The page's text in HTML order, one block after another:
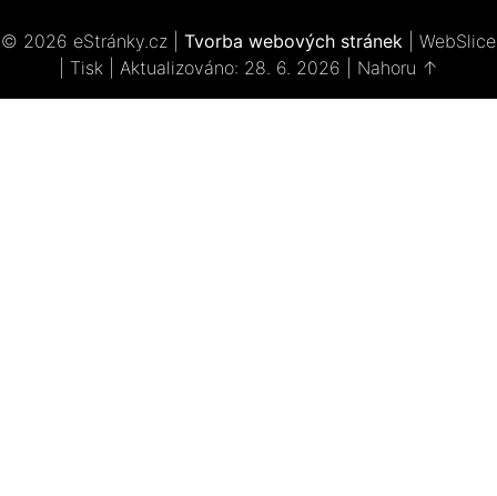
© 2026 eStránky.cz Tvorba webových stránek
WebSlice
Tisk Aktualizováno: 28. 6. 2026 Nahoru ↑